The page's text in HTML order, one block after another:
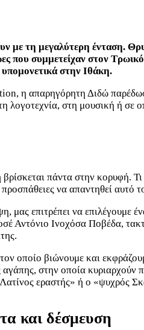
με τη μεγαλύτερη ένταση.
που συμμετείχαν στον
στην Ιθάκη.
η απαρηγόρητη Διδώ
λογοτεχνία, στη μουσική ή σε
πάντα στην κορυφή.
να απαντηθεί αυτό
μας επιτρέπει να
Αντόνιο Ινοχόσα Ποβέδα,
οποίο βιώνουμε και
στην οποία κυριαρχούν
εραστής» ή ο «ψυχρός
και δέσμευση